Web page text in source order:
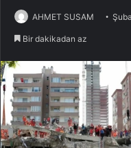
AHMET SUSAM
Bir dakikadan az